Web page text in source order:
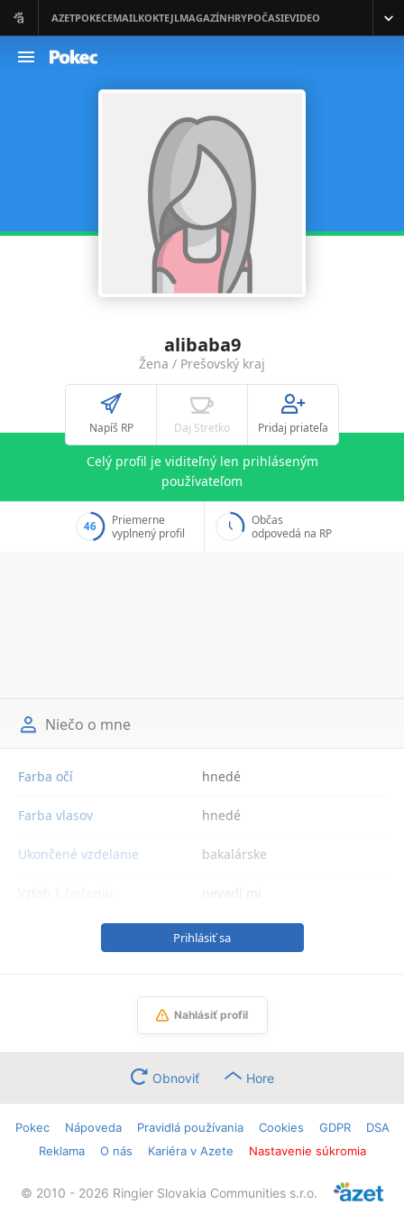
alibaba9
Žena / Prešovský kraj
Napíš RP Daj Stretko Pridaj priateľa
Celý profil je viditeľný len prihláseným
používateľom
46
Priemerne
vyplnený profil
Občas
odpovedá na RP
Niečo o mne
Farba očí hnedé
Farba vlasov hnedé
Ukončené vzdelanie bakalárske
nevadí mi
Prihlásiť sa
Nahlásiť profil
Obnoviť Hore
Pokec Nápoveda Pravidlá používania Cookies GDPR
DSA
Reklama
O nás Kariéra v Azete Nastavenie súkromia
© 2010 - 2026 Ringier Slovakia Communities s.r.o.